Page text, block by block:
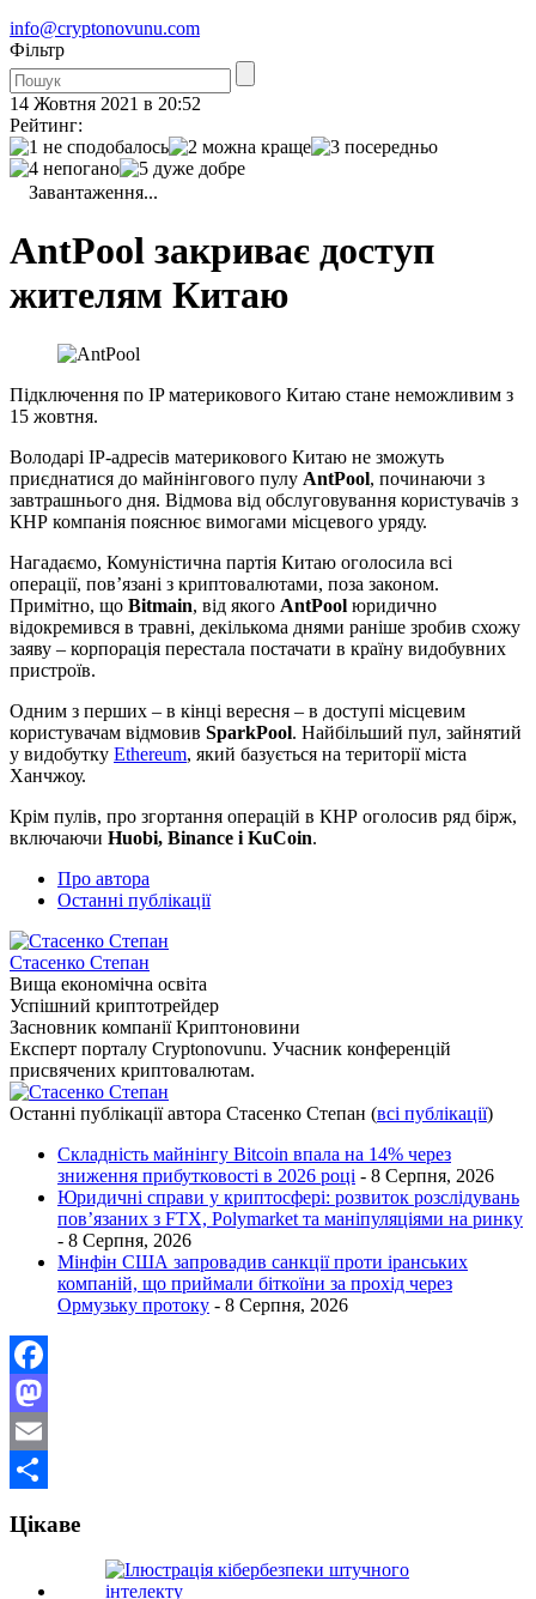
info@cryptonovunu.com
Фiльтр
14 Жовтня 2021 в 20:52
Рейтинг:
Завантаження...
AntPool закриває доступ
жителям Китаю
Підключення по IP материкового Китаю стане неможливим з
15 жовтня.
Володарі IP-адресів материкового Китаю не зможуть
приєднатися до майнінгового пулу AntPool, починаючи з
завтрашнього дня. Відмова від обслуговування користувачів з
КНР компанія пояснює вимогами місцевого уряду.
Нагадаємо, Комуністична партія Китаю оголосила всі
операції, пов’язані з криптовалютами, поза законом.
Примітно, що Bitmain, від якого AntPool юридично
відокремився в травні, декількома днями раніше зробив схожу
заяву – корпорація перестала постачати в країну видобувних
пристроїв.
Одним з перших – в кінці вересня – в доступі місцевим
користувачам відмовив SparkPool. Найбільший пул, зайнятий
у видобутку Ethereum, який базується на території міста
Ханчжоу.
Крім пулів, про згортання операцій в КНР оголосив ряд бірж,
включаючи Huobi, Binance і KuCoin.
Про автора
Останні публікації
Стасенко Степан
Вища економічна освіта
Успішний криптотрейдер
Засновник компанії Криптоновини
Експерт порталу Cryptonovunu. Учасник конференцій
присвячених криптовалютам.
Останні публікації автора Стасенко Степан (всі публікації)
Складність майнінгу Bitcoin впала на 14% через
зниження прибутковості в 2026 році - 8 Серпня, 2026
Юридичні справи у криптосфері: розвиток розслідувань
пов’язаних з FTX, Polymarket та маніпуляціями на ринку
- 8 Серпня, 2026
Мінфін США запровадив санкції проти іранських
компаній, що приймали біткоїни за прохід через
Ормузьку протоку - 8 Серпня, 2026
Facebook
Mastodon
Email
Цікаве